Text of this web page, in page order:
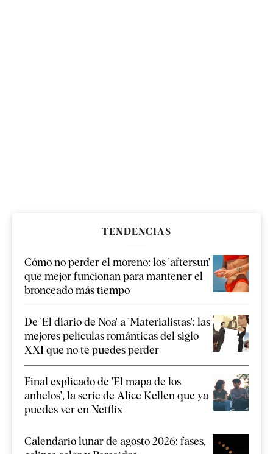
TENDENCIAS
Cómo no perder el moreno: los 'aftersun'
que mejor funcionan para mantener el
bronceado más tiempo
De 'El diario de Noa' a 'Materialistas': las
mejores películas románticas del siglo
XXI que no te puedes perder
Final explicado de 'El mapa de los
anhelos', la serie de Alice Kellen que ya
puedes ver en Netflix
Calendario lunar de agosto 2026: fases,